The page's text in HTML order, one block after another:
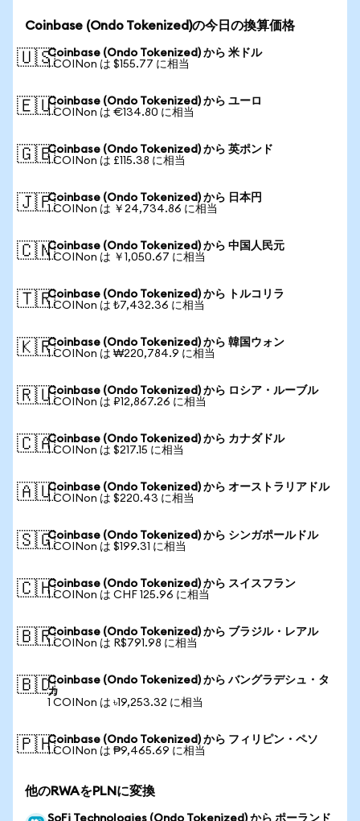
Coinbase (Ondo Tokenized)の今日の換算価格
🇺🇸Coinbase (Ondo Tokenized) から 米ドル
1 COINon は $155.77 に相当
🇪🇺Coinbase (Ondo Tokenized) から ユーロ
1 COINon は €134.80 に相当
🇬🇧Coinbase (Ondo Tokenized) から 英ポンド
1 COINon は £115.38 に相当
🇯🇵Coinbase (Ondo Tokenized) から 日本円
1 COINon は ￥24,734.86 に相当
🇨🇳Coinbase (Ondo Tokenized) から 中国人民元
1 COINon は ￥1,050.67 に相当
🇹🇷Coinbase (Ondo Tokenized) から トルコリラ
1 COINon は ₺7,432.36 に相当
🇰🇷Coinbase (Ondo Tokenized) から 韓国ウォン
1 COINon は ₩220,784.9 に相当
🇷🇺Coinbase (Ondo Tokenized) から ロシア・ルーブル
1 COINon は ₽12,867.26 に相当
🇨🇦Coinbase (Ondo Tokenized) から カナダドル
1 COINon は $217.15 に相当
🇦🇺Coinbase (Ondo Tokenized) から オーストラリアドル
1 COINon は $220.43 に相当
🇸🇬Coinbase (Ondo Tokenized) から シンガポールドル
1 COINon は $199.31 に相当
🇨🇭Coinbase (Ondo Tokenized) から スイスフラン
1 COINon は CHF 125.96 に相当
🇧🇷Coinbase (Ondo Tokenized) から ブラジル・レアル
1 COINon は R$791.98 に相当
🇧🇩Coinbase (Ondo Tokenized) から バングラデシュ・タ
カ
1 COINon は ৳19,253.32 に相当
🇵🇭Coinbase (Ondo Tokenized) から フィリピン・ペソ
1 COINon は ₱9,465.69 に相当
他のRWAをPLNに変換
SoFi Technologies (Ondo Tokenized) から ポーランド